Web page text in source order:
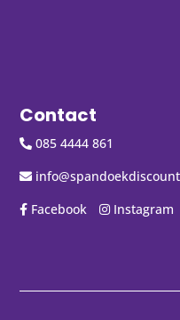
Contact
085 4444 861
Facebook
Instagram